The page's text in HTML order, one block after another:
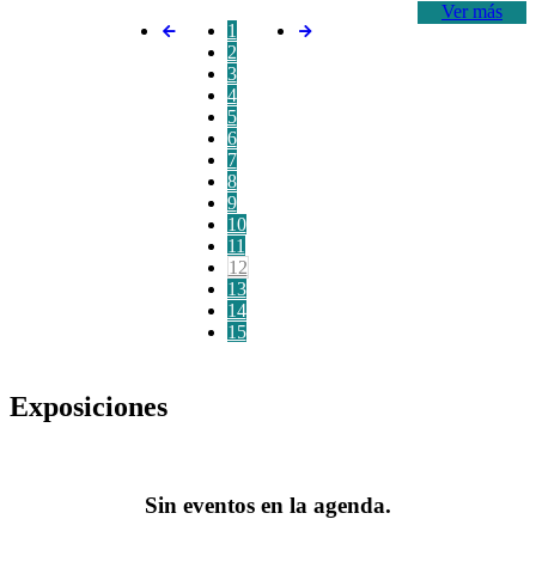
Ver más
1
2
3
4
5
6
7
8
9
10
11
12
13
14
15
Exposiciones
Sin eventos en la agenda.